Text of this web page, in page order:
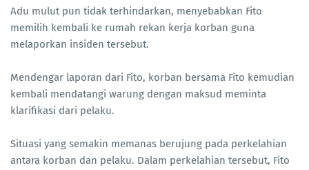
Adu mulut pun tidak terhindarkan, menyebabkan Fito
memilih kembali ke rumah rekan kerja korban guna
melaporkan insiden tersebut.
Mendengar laporan dari Fito, korban bersama Fito kemudian
kembali mendatangi warung dengan maksud meminta
klarifikasi dari pelaku.
Situasi yang semakin memanas berujung pada perkelahian
antara korban dan pelaku. Dalam perkelahian tersebut, Fito